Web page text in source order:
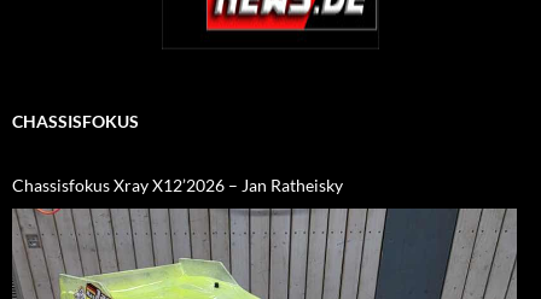
CHASSISFOKUS
Chassisfokus Xray X12’2026 – Jan Ratheisky